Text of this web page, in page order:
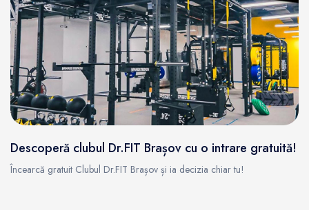
Descoperă clubul Dr.FIT Brașov cu o intrare gratuită!
Încearcă gratuit Clubul Dr.FIT Brașov și ia decizia chiar tu!